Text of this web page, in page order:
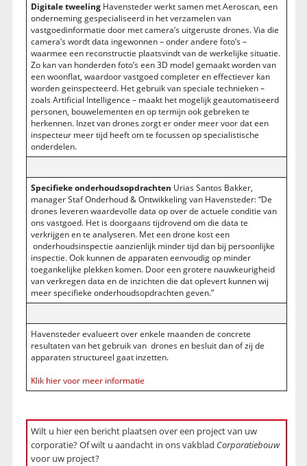
Digitale tweelingHavensteder werkt samen met Aeroscan, een
onderneming gespecialiseerd in het verzamelen van
vastgoedinformatie door met camera’s uitgeruste drones. Via die
camera’s wordt data ingewonnen – onder andere foto’s –
waarmee een reconstructie plaatsvindt van de werkelijke situatie.
Zo kan van honderden foto’s een 3D model gemaakt worden van
een woonflat, waardoor vastgoed completer en effectiever kan
worden geïnspecteerd. Het gebruik van speciale technieken –
zoals Artificial Intelligence – maakt het mogelijk geautomatiseerd
personen, bouwelementen en op termijn ook gebreken te
herkennen. Inzet van drones zorgt er onder meer voor dat een
inspecteur meer tijd heeft om te focussen op specialistische
onderdelen.
Specifieke onderhoudsopdrachten Urias Santos Bakker,
manager Staf Onderhoud & Ontwikkeling van Havensteder: “De
drones leveren waardevolle data op over de actuele conditie van
ons vastgoed. Het is doorgaans tijdrovend om die data te
verkrijgen en te analyseren. Met een drone kost een
onderhoudsinspectie aanzienlijk minder tijd dan bij persoonlijke
inspectie. Ook kunnen de apparaten eenvoudig op minder
toegankelijke plekken komen. Door een grotere nauwkeurigheid
van verkregen data en de inzichten die dat oplevert kunnen wij
meer specifieke onderhoudsopdrachten geven.”
Havensteder evalueert over enkele maanden de concrete
resultaten van het gebruik van drones en besluit dan of zij de
apparaten structureel gaat inzetten.
Klik hier voor meer informatie
Wilt u hier een bericht plaatsen over een project van uw
corporatie? Of wilt u aandacht in ons vakblad Corporatiebouw
voor uw project?